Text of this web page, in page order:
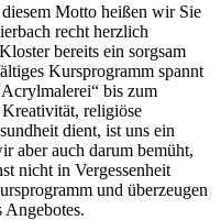
Motto heißen wir Sie
recht herzlich
bereits ein sorgsam
Kursprogramm spannt
bis zum
religiöse
dient, ist uns ein
aber auch darum bemüht,
nicht in Vergessenheit
und überzeugen
Angebotes.